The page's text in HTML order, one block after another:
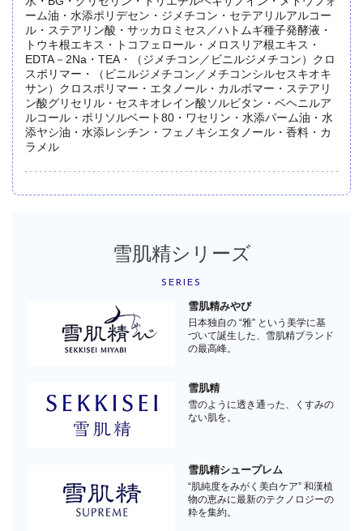
ーム油・水添ポリデセン・ジメチコン・セテアリルアルコー
ル・ステアリン酸・サッカロミセス／ハトムギ種子発酵液・
トウキ根エキス・トコフェロール・メロスリア根エキス・
EDTA－2Na・TEA・（ジメチコン／ビニルジメチコン）クロ
スポリマー・（ビニルジメチコン／メチコンシルセスキオキ
サン）クロスポリマー・エタノール・カルボマー・ステアリ
ン酸グリセリル・セスキオレイン酸ソルビタン・ベヘニルア
ルコール・ポリソルベート80・ワセリン・水添パーム油・水
添ヤシ油・水添レシチン・フェノキシエタノール・香料・カ
ラメル
雪肌精シリーズ
SERIES
雪肌精みやび
日本独自の “雅” という美学に基
づいて誕生した、雪肌精ブランド
の最高峰。
雪肌精
雪のように透き通った、くすみの
ない肌を。
雪肌精シュープレム
“肌純度をみがく美白ケア” 和漢植
物の恵みに最新のテクノロジーの
粋を集約。